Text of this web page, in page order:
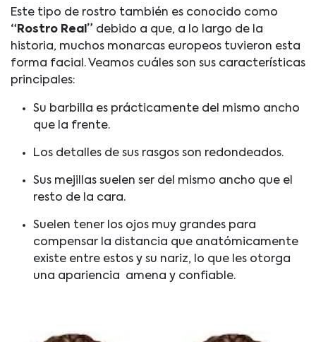
Este tipo de rostro también es conocido como
“Rostro Real” debido a que, a lo largo de la
historia, muchos monarcas europeos tuvieron esta
forma facial. Veamos cuáles son sus características
principales:
Su barbilla es prácticamente del mismo ancho
que la frente.
Los detalles de sus rasgos son redondeados.
Sus mejillas suelen ser del mismo ancho que el
resto de la cara.
Suelen tener los ojos muy grandes para
compensar la distancia que anatómicamente
existe entre estos y su nariz, lo que les otorga
una apariencia amena y confiable.